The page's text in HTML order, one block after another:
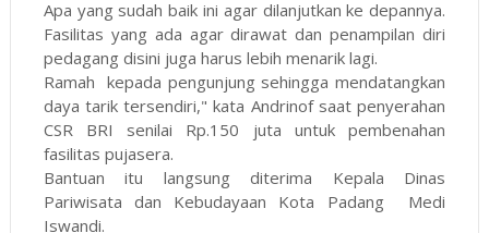
Apa yang sudah baik ini agar dilanjutkan ke depannya.
Fasilitas yang ada agar dirawat dan penampilan diri
pedagang disini juga harus lebih menarik lagi.
Ramah kepada pengunjung sehingga mendatangkan
daya tarik tersendiri," kata Andrinof saat penyerahan
CSR BRI senilai Rp.150 juta untuk pembenahan
fasilitas pujasera.
Bantuan itu langsung diterima Kepala Dinas
Pariwisata dan Kebudayaan Kota Padang Medi
Iswandi.